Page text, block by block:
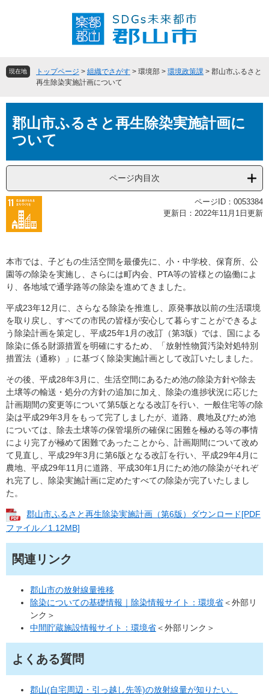
頭
飛現在地 トップページ > 組織でさがす > 環境部 > 環境政策課 > 郡山市ふるさと
再生除染実施計画について
文郡山市ふるさと再生除染実施計画に
ついて
ページ内目次
ページID：0053384
更新日：2022年11月1日更新
本市では、子どもの生活空間を最優先に、小・中学校、保育所、公
園等の除染を実施し、さらには町内会、PTA等の皆様との協働によ
り、各地域で通学路等の除染を進めてきました。
平成23年12月に、さらなる除染を推進し、原発事故以前の生活環境
を取り戻し、すべての市民の皆様が安心して暮らすことができるよ
う除染計画を策定し、平成25年1月の改訂（第3版）では、国による
除染に係る財源措置を明確にするため、「放射性物質汚染対処特別
措置法（通称）」に基づく除染実施計画として改訂いたしました。
その後、平成28年3月に、生活空間にあるため池の除染方針や除去
土壌等の輸送・処分の方針の追加に加え、除染の進捗状況に応じた
計画期間の変更等について第5版となる改訂を行い、一般住宅等の除
染は平成29年3月をもって完了しましたが、道路、農地及びため池
については、除去土壌等の保管場所の確保に困難を極める等の事情
により完了が極めて困難であったことから、計画期間について改め
て見直し、平成29年3月に第6版となる改訂を行い、平成29年4月に
農地、平成29年11月に道路、平成30年1月にため池の除染がそれぞ
れ完了し、除染実施計画に定めたすべての除染が完了いたしまし
た。
郡山市ふるさと再生除染実施計画（第6版）ダウンロード[PDF
ファイル／1.12MB]
関連リンク
郡山市の放射線量推移
除染についての基礎情報｜除染情報サイト：環境省＜外部リ
ンク＞
中間貯蔵施設情報サイト：環境省＜外部リンク＞
よくある質問
郡山(自宅周辺・引っ越し先等)の放射線量が知りたい。